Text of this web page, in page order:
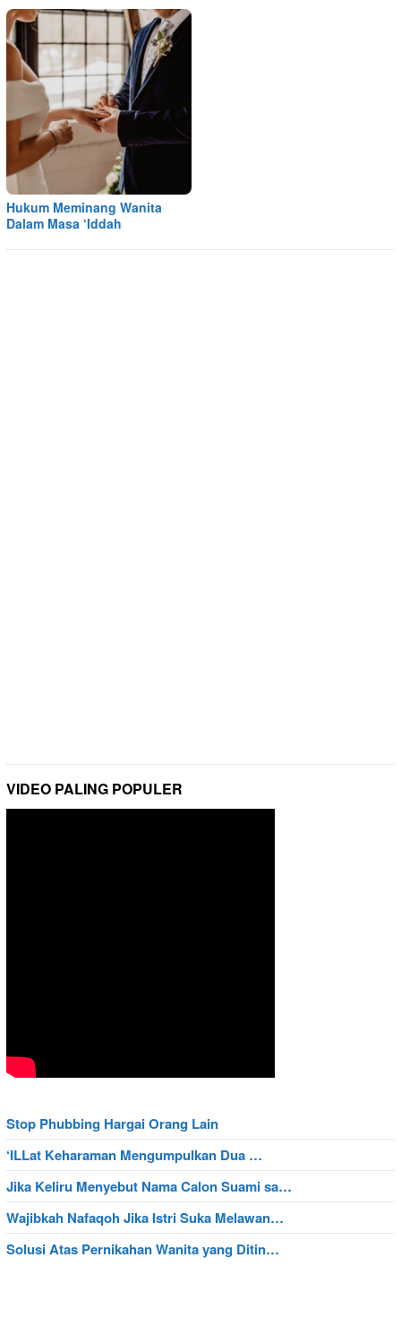
Hukum Meminang Wanita
Dalam Masa ‘Iddah
VIDEO PALING POPULER
Stop Phubbing Hargai Orang Lain
‘ILLat Keharaman Mengumpulkan Dua …
Jika Keliru Menyebut Nama Calon Suami sa…
Wajibkah Nafaqoh Jika Istri Suka Melawan…
Solusi Atas Pernikahan Wanita yang Ditin…